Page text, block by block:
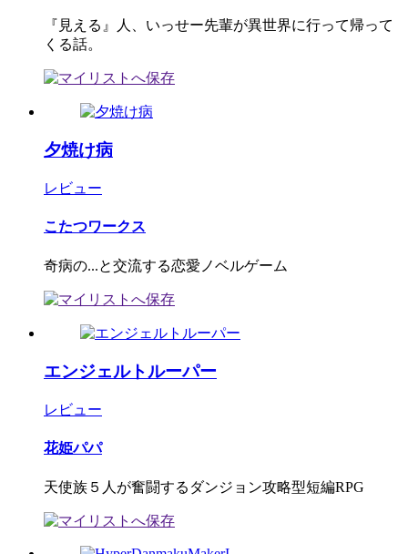
『見える』人、いっせー先輩が異世界に行って帰って
くる話。
夕焼け病
レビュー
こたつワークス
奇病の...と交流する恋愛ノベルゲーム
エンジェルトルーパー
レビュー
花姫パパ
天使族５人が奮闘するダンジョン攻略型短編RPG